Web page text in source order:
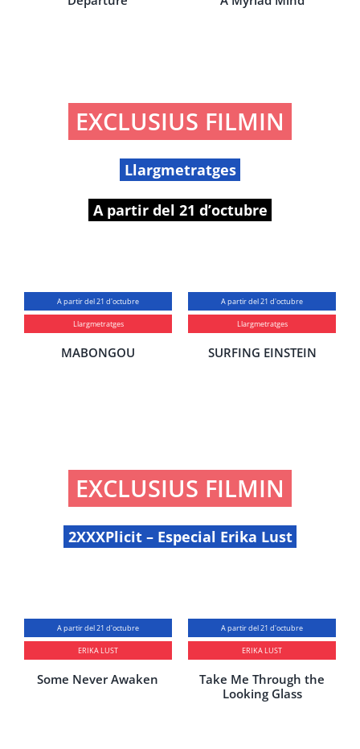
EXCLUSIUS FILMIN
Llargmetratges
A partir del 21 d’octubre
A partir del 21 d'octubre
Llargmetratges
MABONGOU
A partir del 21 d'octubre
Llargmetratges
SURFING EINSTEIN
EXCLUSIUS FILMIN
2XXXPlicit – Especial Erika Lust
A partir del 21 d'octubre
ERIKA LUST
Some Never Awaken
A partir del 21 d'octubre
ERIKA LUST
Take Me Through the
Looking Glass